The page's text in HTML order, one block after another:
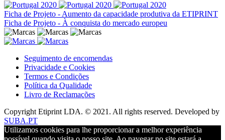
Ficha de Projeto - Aumento da capacidade produtiva da ETIPRINT
Ficha de Projeto - À conquista do mercado europeu
Seguimento de encomendas
Privacidade e Cookies
Termos e Condições
Política da Qualidade
Livro de Reclamações
Copyright Etiprint LDA. © 2021. All rights reserved. Developed by
SUBA.PT
Utilizamos cookies para lhe proporcionar a melhor experiência